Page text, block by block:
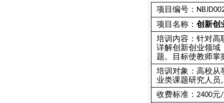
项目编号：
项目名称： 创新创
培训内容 ： 针对高
详解创新创业领域
题。目标使教师掌
培训对象：高校从
业类课题研究人员
收费标准： 2400元/